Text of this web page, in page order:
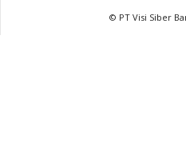
© PT Visi Siber